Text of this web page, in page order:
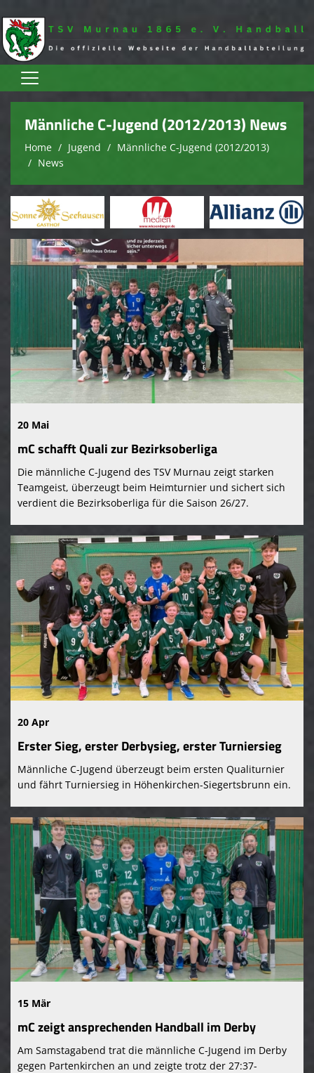
Home
Aktive
Jugend
Spielplan
Trainingszeiten
Terminkalender
Sponsoren
Kontaktformular
TSV Murnau 1865 e. V.
Männliche C-Jugend (2012/2013) News
Home Jugend
Männliche C-Jugend (2012/2013)
News
20 Mai
mC schafft Quali zur Bezirksoberliga
Die männliche C-Jugend des TSV Murnau zeigt starken
Teamgeist, überzeugt beim Heimturnier und sichert sich
verdient die Bezirksoberliga für die Saison 26/27.
20 Apr
Erster Sieg, erster Derbysieg, erster Turniersieg
Männliche C-Jugend überzeugt beim ersten Qualiturnier
und fährt Turniersieg in Höhenkirchen-Siegertsbrunn ein.
15 Mär
mC zeigt ansprechenden Handball im Derby
Am Samstagabend trat die männliche C-Jugend im Derby
gegen Partenkirchen an und zeigte trotz der 27:37-